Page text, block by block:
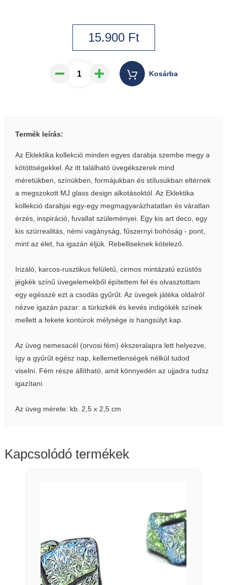
15.900Ft
Kosárba
Termék leírás:
Az Eklektika kollekció minden egyes darabja szembe megy a
kötöttségekkel. Az itt található üvegékszerek mind
méretükben, színükben, formájukban és stílusukban eltérnek
a megszokott MJ glass design alkotásoktól. Az Eklektika
kollekció darabjai egy-egy megmagyarázhatatlan és váratlan
érzés, inspiráció, fuvallat szüleményei. Egy kis art deco, egy
kis szürrealitás, némi vagányság, fűszernyi bohóság - pont,
mint az élet, ha igazán éljük. Rebelliseknek kötelező.
Irizáló, karcos-rusztikus felületű, cirmos mintázatú ezüstös
jégkék színű üvegelemekből építettem fel és olvasztottam
egy egésszé ezt a csodás gyűrűt. Az üvegek játéka oldalról
nézve igazán pazar: a türkizkék és kevés indigókék színek
mellett a fekete kontúrok mélysége is hangsúlyt kap.
Az üveg nemesacél (orvosi fém) ékszeralapra lett helyezve,
így a gyűrűt egész nap, kellemetlenségek nélkül tudod
viselni. Fém része állítható, amit könnyedén az ujjadra tudsz
igazítani.
Az üveg mérete: kb. 2,5 x 2,5 cm
Kapcsolódó termékek